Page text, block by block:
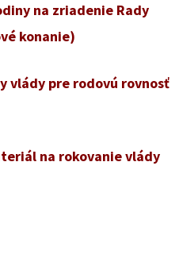
na zriadenie Rady
konanie)
vlády pre rodovú rovnosť
na rokovanie vlády